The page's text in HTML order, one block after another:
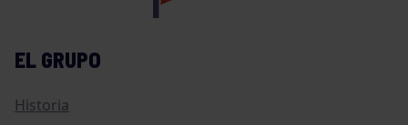
EL GRUPO
Historia